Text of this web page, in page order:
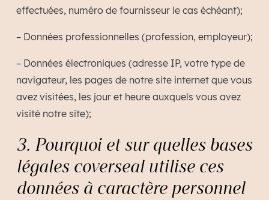
effectuées, numéro de fournisseur le cas échéant);
– Données professionnelles (profession, employeur);
– Données électroniques (adresse IP, votre type de
navigateur, les pages de notre site internet que vous
avez visitées, les jour et heure auxquels vous avez
visité notre site);
3. Pourquoi et sur quelles bases
légales coverseal utilise ces
données à caractère personnel